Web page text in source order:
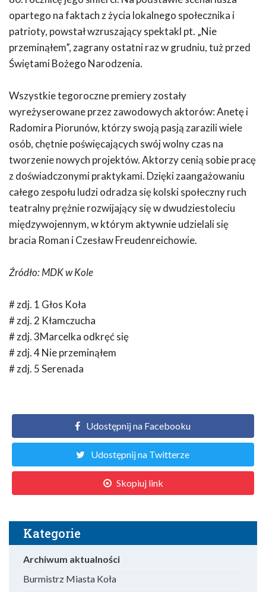
opartego na faktach z życia lokalnego społecznika i
patrioty, powstał wzruszający spektakl pt. „Nie
przeminąłem”, zagrany ostatni raz w grudniu, tuż przed
Świętami Bożego Narodzenia.
Wszystkie tegoroczne premiery zostały
wyreżyserowane przez zawodowych aktorów: Anetę i
Radomira Piorunów, którzy swoją pasją zarazili wiele
osób, chętnie poświęcających swój wolny czas na
tworzenie nowych projektów. Aktorzy cenią sobie pracę
z doświadczonymi praktykami. Dzięki zaangażowaniu
całego zespołu ludzi odradza się kolski społeczny ruch
teatralny prężnie rozwijający się w dwudziestoleciu
międzywojennym, w którym aktywnie udzielali się
bracia Roman i Czesław Freudenreichowie.
Źródło: MDK w Kole
# zdj. 1 Głos Koła
# zdj. 2 Kłamczucha
# zdj. 3Marcelka odkręć się
# zdj. 4 Nie przeminąłem
# zdj. 5 Serenada
Udostępnij na Facebooku
Udostępnij na Twitterze
Skopiuj link
Kategorie
Archiwum aktualności
Burmistrz Miasta Koła